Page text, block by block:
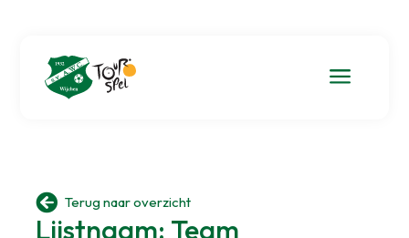
a
 Terug naar overzicht
Lijstnaam: Team